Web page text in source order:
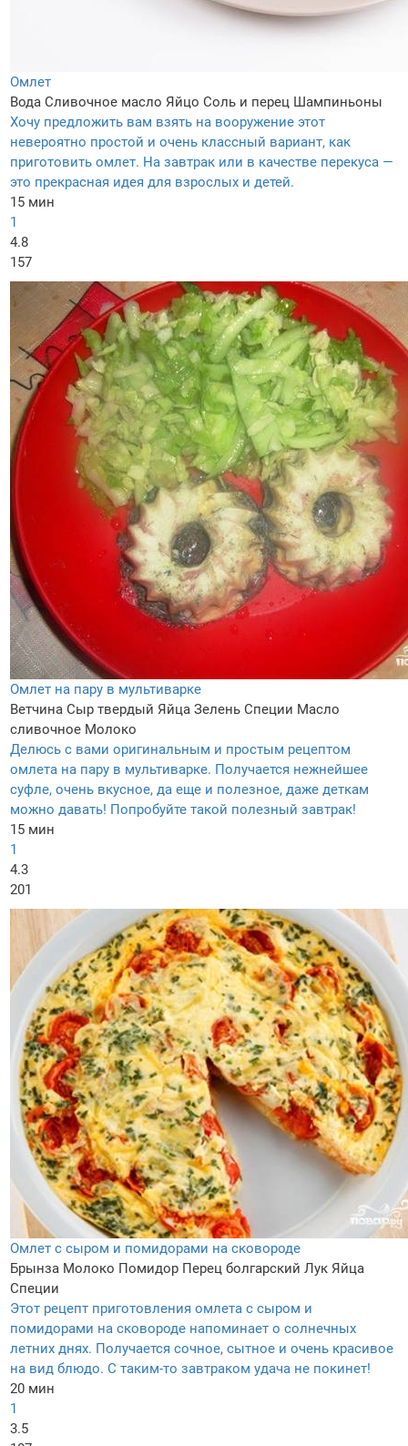
Омлет
Вода Сливочное масло Яйцо Соль и перец Шампиньоны
Хочу предложить вам взять на вооружение этот
невероятно простой и очень классный вариант, как
приготовить омлет. На завтрак или в качестве перекуса —
это прекрасная идея для взрослых и детей.
15 мин
1
4.8
157
Омлет на пару в мультиварке
Ветчина Сыр твердый Яйца Зелень Специи Масло
сливочное Молоко
Делюсь с вами оригинальным и простым рецептом
омлета на пару в мультиварке. Получается нежнейшее
суфле, очень вкусное, да еще и полезное, даже деткам
можно давать! Попробуйте такой полезный завтрак!
15 мин
1
4.3
201
Омлет с сыром и помидорами на сковороде
Брынза Молоко Помидор Перец болгарский Лук Яйца
Специи
Этот рецепт приготовления омлета с сыром и
помидорами на сковороде напоминает о солнечных
летних днях. Получается сочное, сытное и очень красивое
на вид блюдо. С таким-то завтраком удача не покинет!
20 мин
1
3.5